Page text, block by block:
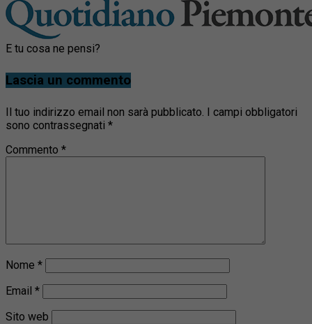
E tu cosa ne pensi?
Lascia un commento
Il tuo indirizzo email non sarà pubblicato. I campi obbligatori
sono contrassegnati *
Commento *
Nome *
Email *
Sito web